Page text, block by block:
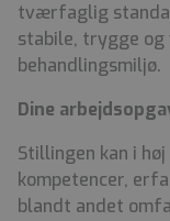
tværfaglig
stabile, trygge
behandlingsmiljø.
Dine
Stillingen kan i
kompetencer,
blandt andet